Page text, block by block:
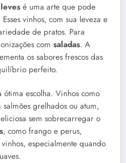
é uma arte que pode
vinhos, com sua leveza e
de pratos. Para
com saladas. A
os sabores frescos das
perfeito.
ótima escolha. Vinhos como
grelhados ou atum,
sem sobrecarregar o
, como frango e perus,
especialmente quando